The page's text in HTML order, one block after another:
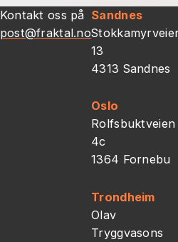
Kontakt oss på
post@fraktal.no
Sandnes
13
4313 Sandnes
Oslo
Rolfsbuktveien
4c
1364 Fornebu
Trondheim
Olav
Tryggvasons